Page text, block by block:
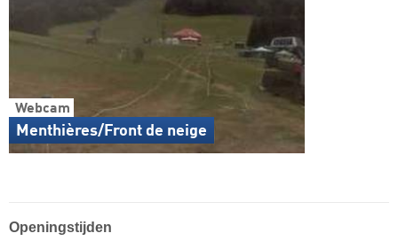
Webcam
Menthières/Front de neige
Openingstijden